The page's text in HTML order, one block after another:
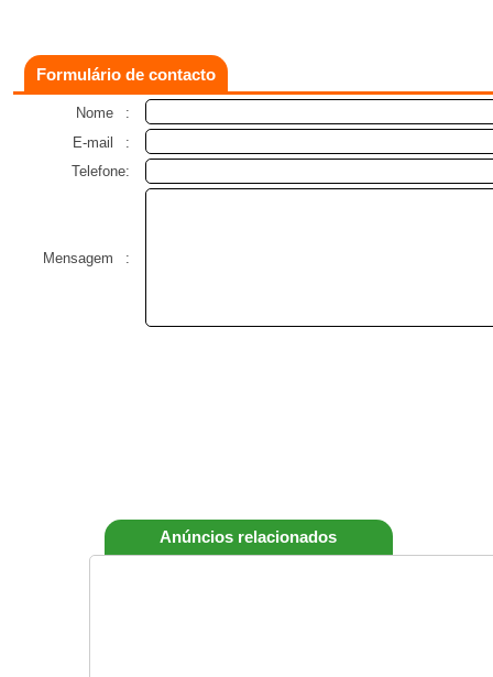
Formulário de contacto
Nome
:
E-mail
:
Telefone:
Mensagem :
Anúncios relacionados